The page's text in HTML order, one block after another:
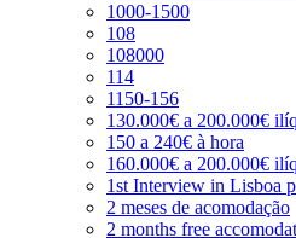
1000-1500
108
108000
114
1150-156
130.000€ a 200.000€
150 a 240€ à hora
160.000€ a 200.000€
1st Interview in Lisboa
2 meses de acomodação
2 months free